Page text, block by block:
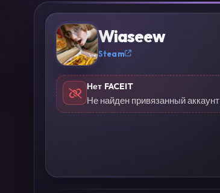
? Wiaseew
Steam
Нет FACEIT
Не найден привязанный аккаунт